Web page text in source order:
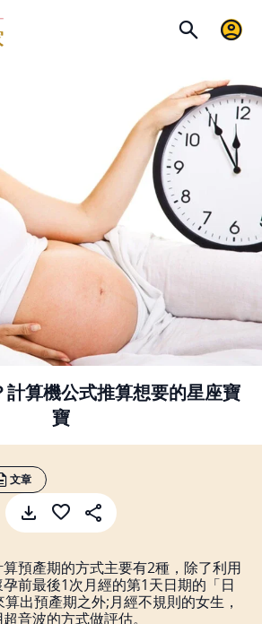
計算機公式推算想要的星座寶
寶
文章
預產期的方式主要有2種，除了利用
前最後1次月經的第1天日期的「日
出預產期之外;月經不規則的女生，
音波的方式做評估。